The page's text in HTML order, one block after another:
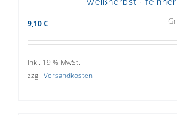
9,10 €
inkl. 19 % MwSt.
zzgl. Versandkosten